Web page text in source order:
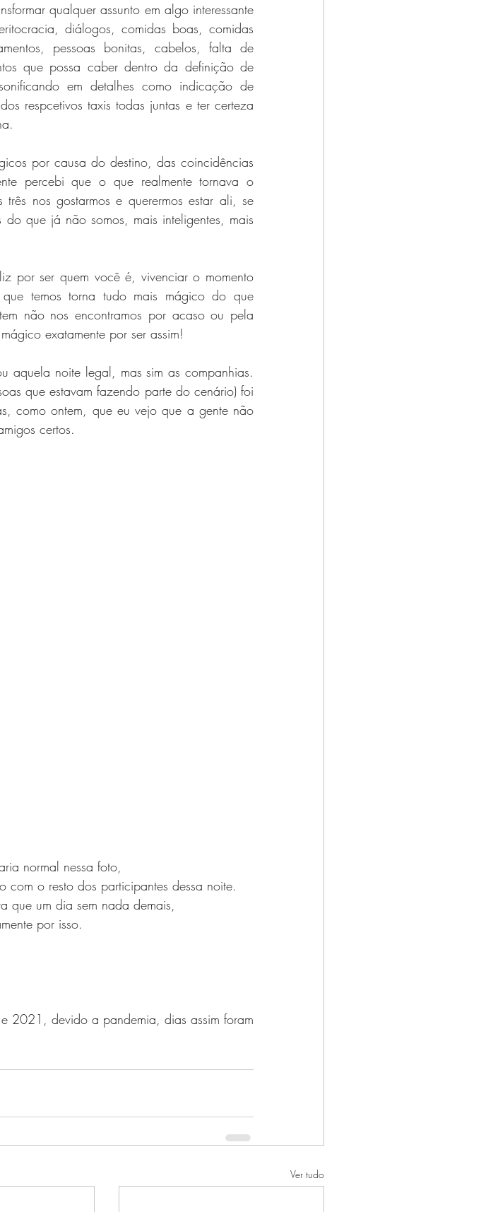
qualquer assunto em algo interessante
diálogos, comidas boas, comidas
pessoas bonitas, cabelos, falta de
que possa caber dentro da definição de
em detalhes como indicação de
respcetivos taxis todas juntas e ter certeza
por causa do destino, das coincidências
percebi que o que realmente tornava o
nos gostarmos e querermos estar ali, se
que já não somos, mais inteligentes, mais
por ser quem você é, vivenciar o momento
que temos torna tudo mais mágico do que
não nos encontramos por acaso ou pela
exatamente por ser assim!
noite legal, mas sim as companhias.
que estavam fazendo parte do cenário) foi
como ontem, que eu vejo que a gente não
certos.
normal nessa foto,
com o resto dos participantes dessa noite.
que um dia sem nada demais,
por isso.
devido a pandemia, dias assim foram
Ver tudo